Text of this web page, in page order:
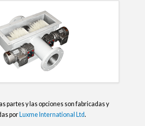
partes y las opciones son fabricadas y
por Luxme International Ltd.